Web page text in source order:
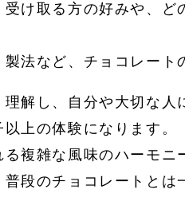
け取る方の好みや、
法など、チョコレート
解し、自分や大切な
上の体験になります。
複雑な風味のハーモ
段のチョコレートとは